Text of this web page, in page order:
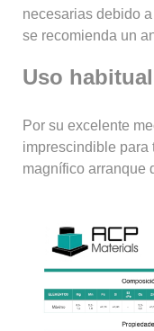
necesarias debido
se recomienda un
Uso habitual
Por su excelente
imprescindible para
magnífico arranque